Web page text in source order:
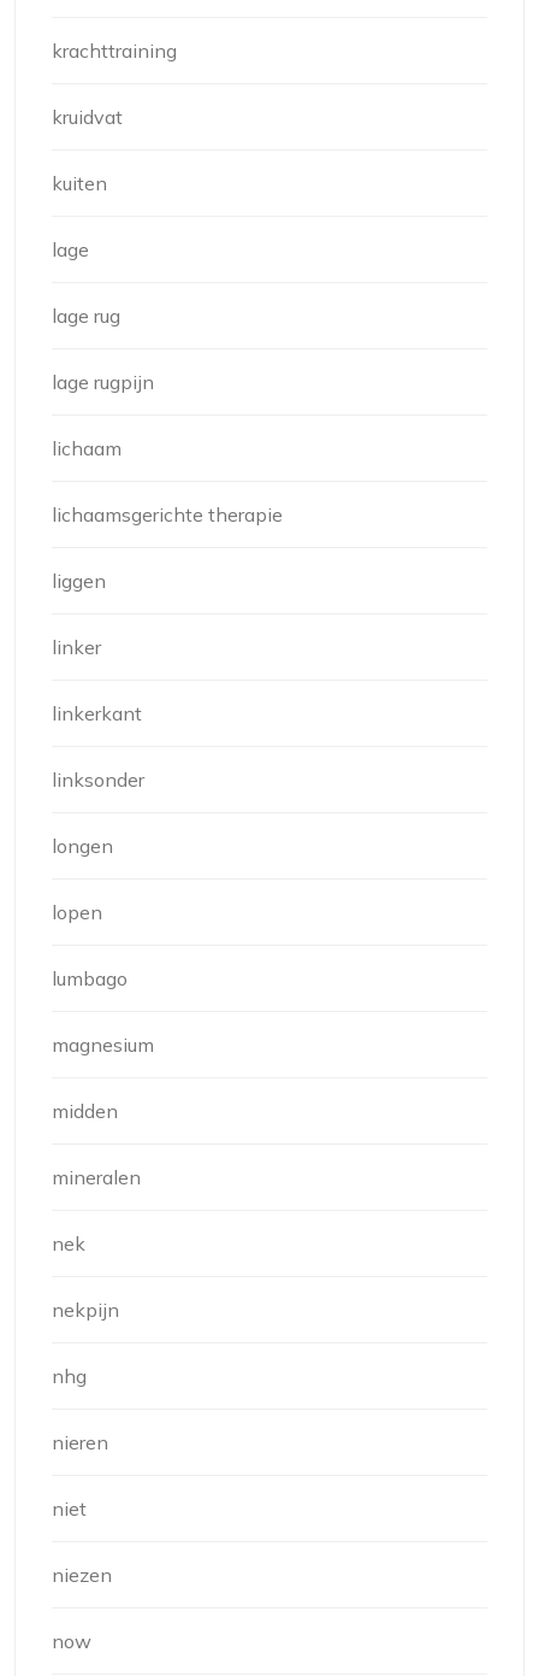
krachttraining
kruidvat
kuiten
lage
lage rug
lage rugpijn
lichaam
lichaamsgerichte therapie
liggen
linker
linkerkant
linksonder
longen
lopen
lumbago
magnesium
midden
mineralen
nek
nekpijn
nhg
nieren
niet
niezen
now